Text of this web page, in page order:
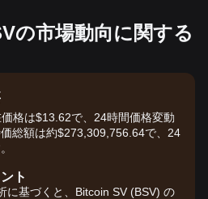
の市場動向に関する
格は$13.62で、24時間価格変動
総額は約$273,309,756.64で、24
ト
に基づくと、Bitcoin SV (BSV) の